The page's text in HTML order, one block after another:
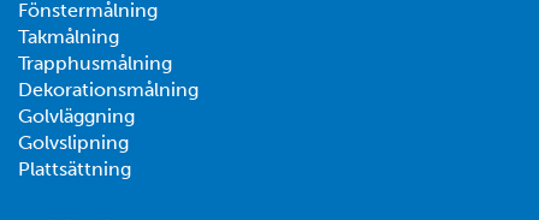
Fönstermålning
Takmålning
Trapphusmålning
Dekorationsmålning
Golvläggning
Golvslipning
Plattsättning